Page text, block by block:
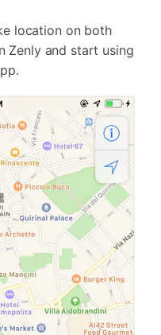
location on both
Zenly and start using
de confianza
tu teléfono
fácilmente
técnicos
Prueba Online